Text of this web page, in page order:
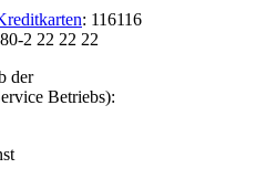
: 116116
2 22 22 22
der
Betriebs):